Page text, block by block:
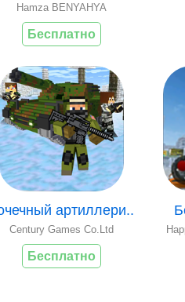
Hamza BENYAHYA
Бесплатно
артиллери..
Century Games Co.Ltd
Бесплатно